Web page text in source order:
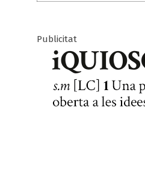
Publicitat